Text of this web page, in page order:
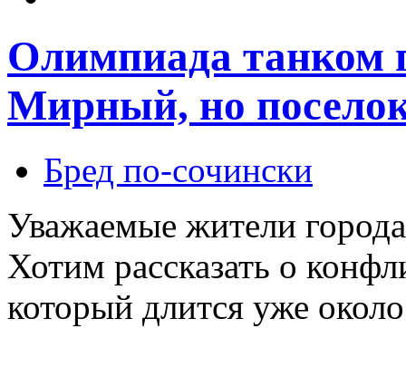
Олимпиада танком
Мирный, но
Бред по-cочински
Уважаемые жители
Хотим рассказать о
который длится уже